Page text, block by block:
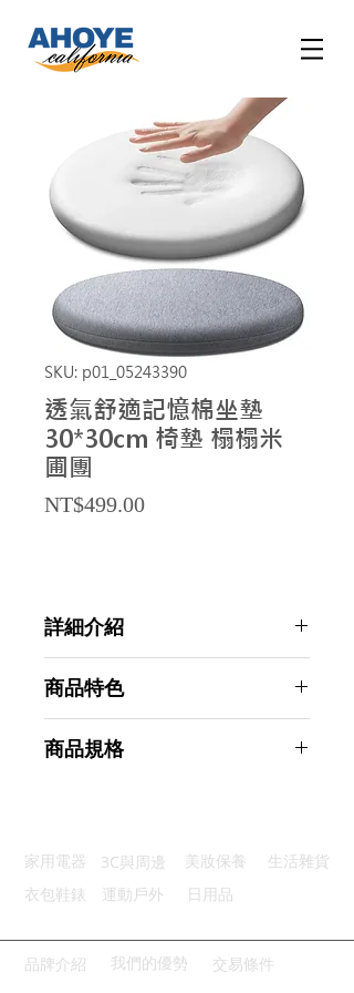
SKU: p01_05243390
透氣舒適記憶棉坐墊
30*30cm 椅墊 榻榻米
圃團
NT$499.00Price
詳細介紹
商品特色
分散壓力：柔軟舒適放鬆臀部壓力
商品規格
主要材質：記憶海綿
商品尺寸：34*34*4cm
產地名稱：中國大陸
代理商：亞桓有限公司
家用電器 3C與周邊 美妝保養
生活雜貨
衣包鞋錶
運動戶外 日用品
品牌介紹 我們的優勢 交易條件